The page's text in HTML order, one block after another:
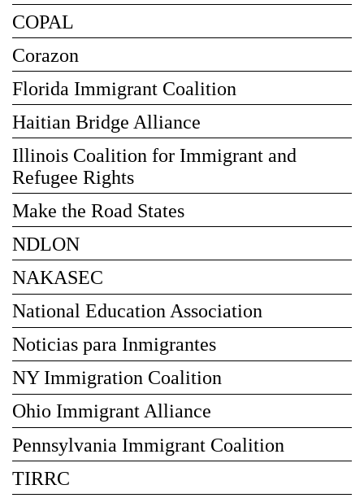
COPAL
Corazon
Florida Immigrant Coalition
Haitian Bridge Alliance
Illinois Coalition for Immigrant and
Refugee Rights
Make the Road States
NDLON
NAKASEC
National Education Association
Noticias para Inmigrantes
NY Immigration Coalition
Ohio Immigrant Alliance
Pennsylvania Immigrant Coalition
TIRRC